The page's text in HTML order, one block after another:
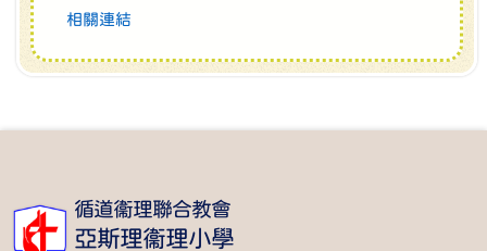
相關連結
循道衞理聯合教會
亞斯理衞理小學